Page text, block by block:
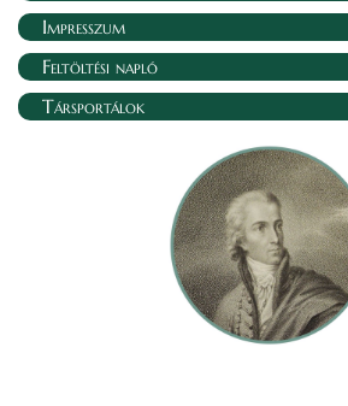
Impresszum
Feltöltési napló
Társportálok